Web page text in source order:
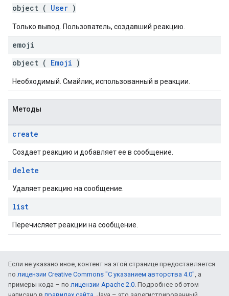
object ( User )
Только вывод. Пользователь, создавший реакцию.
emoji
object ( Emoji )
Необходимый. Смайлик, использованный в реакции.
Методы
create
Создает реакцию и добавляет ее в сообщение.
delete
Удаляет реакцию на сообщение.
list
Перечисляет реакции на сообщение.
Если не указано иное, контент на этой странице предоставляется
по лицензии Creative Commons "С указанием авторства 4.0", а
примеры кода – по лицензии Apache 2.0. Подробнее об этом